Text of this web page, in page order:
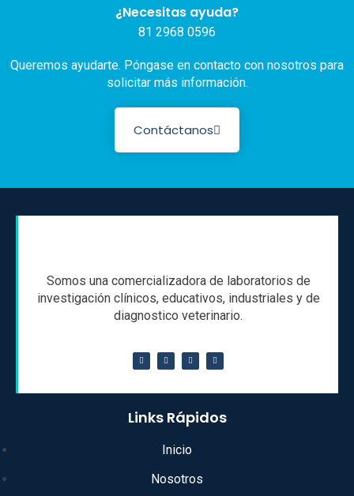
¿Necesitas ayuda?
81 2968 0596
Queremos ayudarte. Póngase en contacto con nosotros para
solicitar más información.
Contáctanos
Somos una comercializadora de laboratorios de
investigación clínicos, educativos, industriales y de
diagnostico veterinario.
Links Rápidos
Inicio
Nosotros